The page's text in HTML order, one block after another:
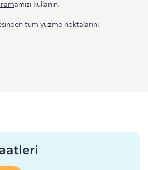
amızı kullanın.
tüm yüzme noktalarını